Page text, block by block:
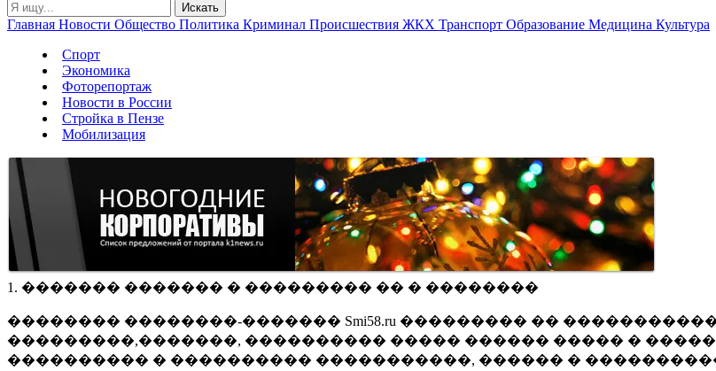
Главная Новости Общество Политика Криминал Происшествия ЖКХ Транспорт Образование Медицина Культура
Спорт
Экономика
Фоторепортаж
Новости в России
Стройка в Пензе
Мобилизация
1. ������� ������� � ��������� �� � ��������
�������� ��������-������� Smi58.ru ��������� ��
���������,�������, ���������� ����� ������ ����� �
���������� � ���������� �����������, ������ �